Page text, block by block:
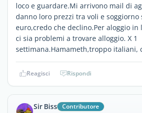
loco e guardare.Mi arrivono mail di
danno loro prezzi tra voli e soggiorno
euro,credo che declino.Per aloggio in
ci sia problemi a trovare alloggio. X 1
settimana.Hamameth,troppo italiani,
Reagisci Rispondi
Sir Biss Contributore